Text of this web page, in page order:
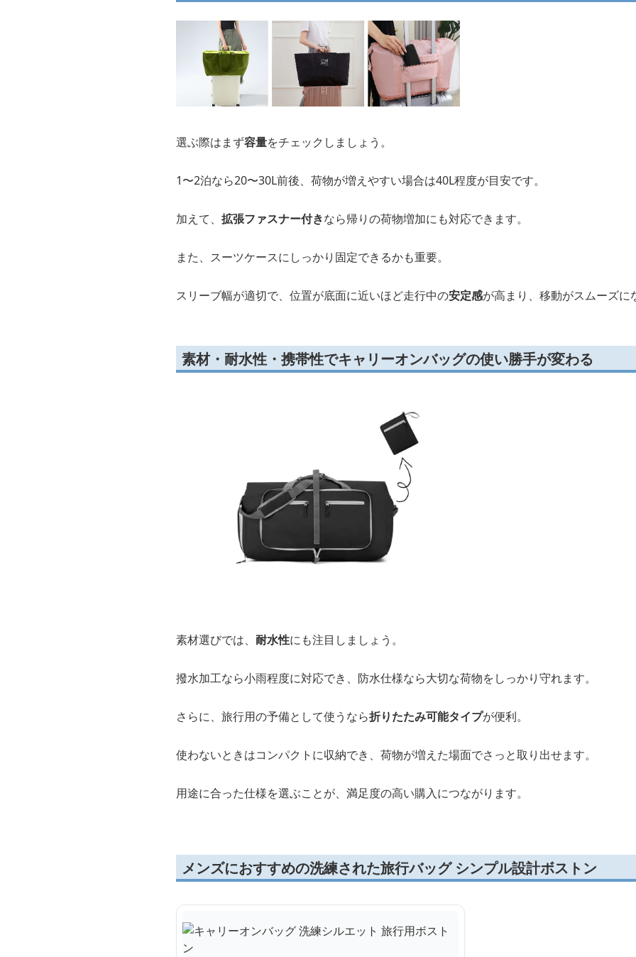
選ぶ際はまず容量をチェックしましょう。
1〜2泊なら20〜30L前後、荷物が増えやすい場合は40L程度が目安です。
加えて、 拡張ファスナー付きなら帰りの荷物増加にも対応できます。
また、スーツケースにしっかり固定できるかも重要。
スリーブ幅が適切で、位置が底面に近いほど走行中の安定感が高まり、移動がスムーズに
素材・耐水性・携帯性でキャリーオンバッグの使い勝手が変わる
素材選びでは、 耐水性にも注目しましょう。
撥水加工なら小雨程度に対応でき、防水仕様なら大切な荷物をしっかり守れます。
さらに、旅行用の予備として使うなら折りたたみ可能タイプが便利。
使わないときはコンパクトに収納でき、荷物が増えた場面でさっと取り出せます。
用途に合った仕様を選ぶことが、満足度の高い購入につながります。
メンズにおすすめの洗練された旅行バッグ シンプル設計ボストン